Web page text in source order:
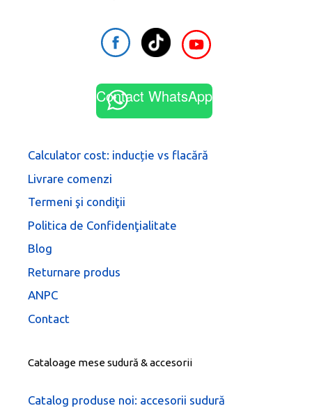
Contact WhatsApp
Calculator cost: inducție vs flacără
Livrare comenzi
Termeni şi condiţii
Politica de Confidenţialitate
Blog
Returnare produs
ANPC
Contact
Cataloage mese sudură & accesorii
Catalog produse noi: accesorii sudură